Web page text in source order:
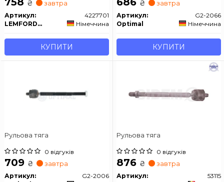
₴ завтра
Артикул:
4227701
LEMFORDER
Німеччина
КУПИТИ
₴ завтра
Артикул:
G2-2066
Optimal
Німеччина
КУПИТИ
Рульова тяга
0 відгуків
709 ₴ завтра
Артикул:
G2-2006
Рульова тяга
0 відгуків
876 ₴ завтра
Артикул:
53115